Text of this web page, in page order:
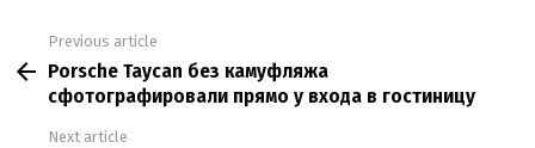
more
Previous article
Porsche Taycan без камуфляжа
сфотографировали прямо у входа в гостиницу
Next article